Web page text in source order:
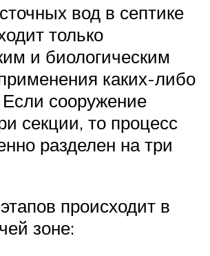
вод в септике
только
и биологическим
каких-либо
сооружение
секции, то процесс
разделен на три
происходит в
зоне: